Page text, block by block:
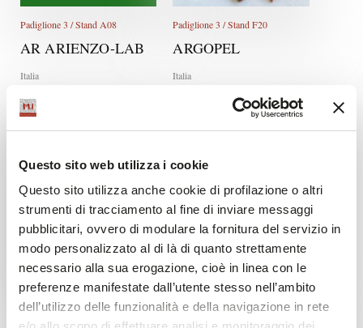
Questo sito web utilizza i cookie
Questo sito utilizza anche cookie di profilazione o altri
strumenti di tracciamento al fine di inviare messaggi
pubblicitari, ovvero di modulare la fornitura del servizio in
modo personalizzato al di là di quanto strettamente
necessario alla sua erogazione, cioè in linea con le
preferenze manifestate dall’utente stesso nell’ambito
dell’utilizzo delle funzionalità e della navigazione in rete
Padiglione 3 / Stand A08
AR ARIENZO-LAB
Italia
Padiglione 3 / Stand F20
ARGOPEL
Italia
Padiglione 3 / Stand B08
ASCOLI BOTTONI
Italia
Padiglione 3 / Stand C18
AYB HISLABOR
Spagna